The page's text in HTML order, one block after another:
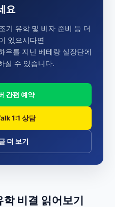
요
기 유학 및 비자 준비 등 더
있으시다면
우를 지닌 베테랑 실장단에
실 수 있습니다.
간편 예약
1:1 상담
더 보기
비결 읽어보기